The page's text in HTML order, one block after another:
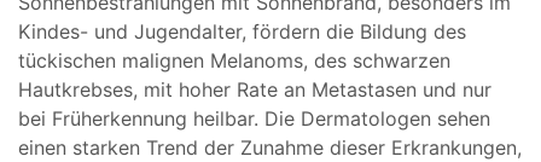
Kindes- und Jugendalter, fördern die Bildung des
tückischen malignen Melanoms, des schwarzen
Hautkrebses, mit hoher Rate an Metastasen und nur
bei Früherkennung heilbar. Die Dermatologen sehen
einen starken Trend der Zunahme dieser Erkrankungen,